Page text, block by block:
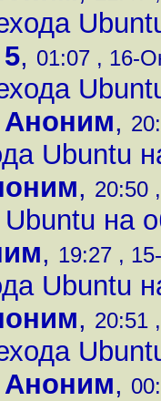
5, 01:07 , 16-
Аноним,
Ubuntu
, 20:50
на
, 19:27 ,
Ubuntu
, 20:51
Аноним,